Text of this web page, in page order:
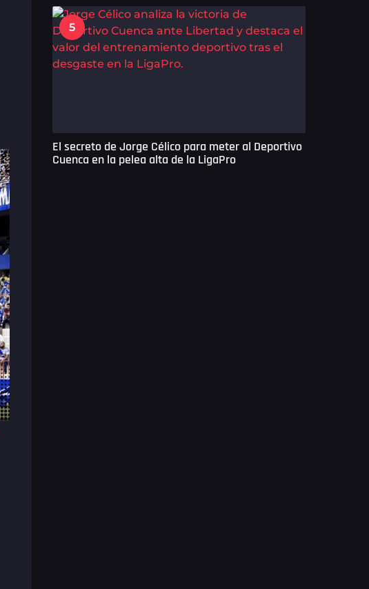
5
El secreto de Jorge Célico para meter al Deportivo
Cuenca en la pelea alta de la LigaPro